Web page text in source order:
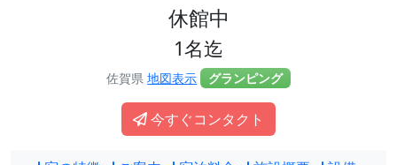
休館中
1名迄
佐賀県地図表示 グランピング
今すぐコンタクト